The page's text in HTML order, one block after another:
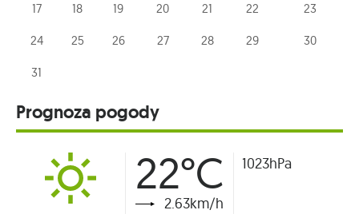
17 18 19 20 21 22 23
24 25 26 27 28 29 30
31
Prognoza pogody
22°C
2.63km/h
1023hPa